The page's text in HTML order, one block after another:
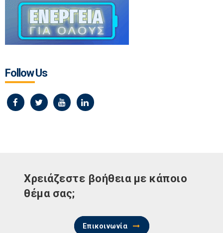
Follow Us
Χρειάζεστε βοήθεια με κάποιο
θέμα σας;
Επικοινωνία